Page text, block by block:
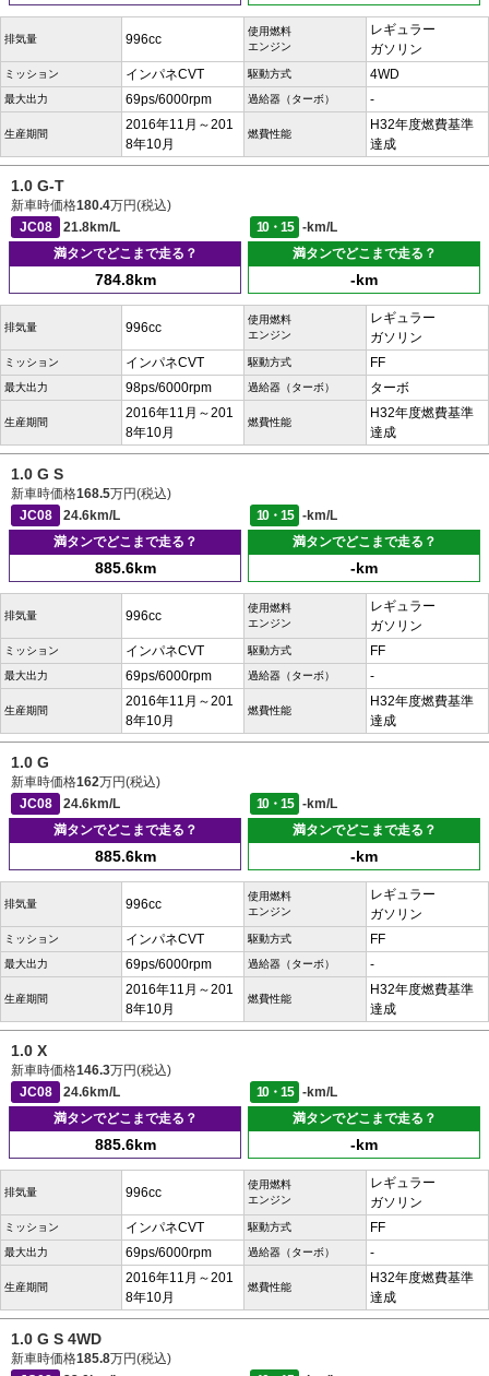
排気量 996cc
使用燃料
エンジン
レギュラー
ガソリン
ミッション インパネCVT 駆動方式 4WD
最大出力 69ps/6000rpm 過給器（ターボ） -
生産期間
2016年11月～201
8年10月
燃費性能
H32年度燃費基準
達成
1.0 G-T
新車時価格180.4万円(税込)
JC08
21.8km/L 10・15
-km/L
満タンでどこまで走る？
784.8km
満タンでどこまで走る？
-km
排気量 996cc
使用燃料
エンジン
レギュラー
ガソリン
ミッション インパネCVT 駆動方式 FF
最大出力 98ps/6000rpm 過給器（ターボ） ターボ
生産期間
2016年11月～201
8年10月
燃費性能
H32年度燃費基準
達成
1.0 G S
新車時価格168.5万円(税込)
JC08
24.6km/L 10・15
-km/L
満タンでどこまで走る？
885.6km
満タンでどこまで走る？
-km
排気量 996cc
使用燃料
エンジン
レギュラー
ガソリン
ミッション インパネCVT 駆動方式 FF
最大出力 69ps/6000rpm 過給器（ターボ） -
生産期間
2016年11月～201
8年10月
燃費性能
H32年度燃費基準
達成
1.0 G
新車時価格162万円(税込)
JC08
24.6km/L 10・15
-km/L
満タンでどこまで走る？
885.6km
満タンでどこまで走る？
-km
排気量 996cc
使用燃料
エンジン
レギュラー
ガソリン
ミッション インパネCVT 駆動方式 FF
最大出力 69ps/6000rpm 過給器（ターボ） -
生産期間
2016年11月～201
8年10月
燃費性能
H32年度燃費基準
達成
1.0 X
新車時価格146.3万円(税込)
JC08
24.6km/L 10・15
-km/L
満タンでどこまで走る？
885.6km
満タンでどこまで走る？
-km
排気量 996cc
使用燃料
エンジン
レギュラー
ガソリン
ミッション インパネCVT 駆動方式 FF
最大出力 69ps/6000rpm 過給器（ターボ） -
生産期間
2016年11月～201
8年10月
燃費性能
H32年度燃費基準
達成
1.0 G S 4WD
新車時価格185.8万円(税込)